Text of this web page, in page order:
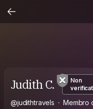
Judith C.
Non
@judithtravels Membro